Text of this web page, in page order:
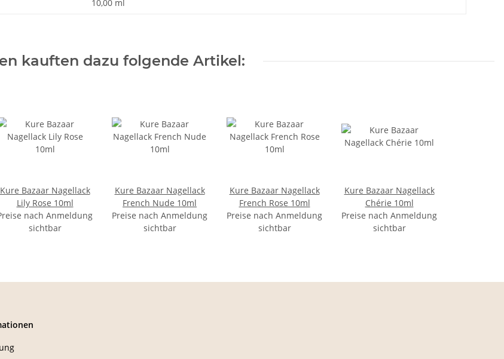
10,00 ml
kauften dazu folgende Artikel:
Kure Bazaar Nagellack
Lily Rose 10ml
nach Anmeldung
sichtbar
Kure Bazaar Nagellack
French Nude 10ml
Preise nach Anmeldung
sichtbar
Kure Bazaar Nagellack
French Rose 10ml
Preise nach Anmeldung
sichtbar
Kure Bazaar Nagellack
Chérie 10ml
Preise nach Anmeldung
sichtbar